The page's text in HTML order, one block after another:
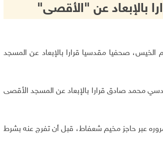
بالإبعاد عن "الأقصى"
اليوم الخيس، صحفيا مقدسيا قرارا بالإبعاد عن المسجد
محمد صادق قرارا بالإبعاد عن المسجد الأقصى
عبر حاجز مخيم شعفاط، قبل أن تفرج عنه بشرط